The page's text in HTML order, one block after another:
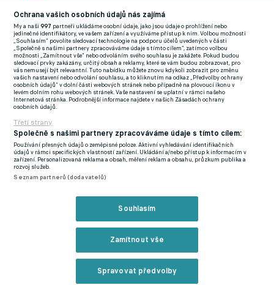
Statistiky utkání.
Ve druhé půli mohl norský kanonýr svůj gólový účet navýšit,
tečovaný obstřel na zadní tyč ale orazítkoval pouze břevno.
Hosté se vyrovnávací branky dočkali v 60. minutě. Po
nevydařeném přímém kopu se odražený míč vrátil na kopačky
Daniho Ceballose, jenž neváhal a přesným pasem za obranu
naservíroval míč na nabíhajícího Mbappeho. Francouzský
útočník sice netrefil míč ideálně, přesto ho dokázal dopravit do
sítě a šťastnou střelou holení vyrovnal stav utkání. Radost
Ceballose však netrvala dlouho. V 80. minutě fauloval na hranici
Ochrana vašich osobních údajů nás zajímá
My a naši997 partneři ukládáme osobní údaje, jako jsou údaje o prohlížení nebo
jedinečné identifikátory, ve vašem zařízení a využíváme přístup k nim. Volbou možnosti
„Souhlasím“ povolíte sledovací technologie na podporu účelů uvedených v části
„Společně s našimi partnery zpracováváme údaje s tímto cílem“, zatímco volbou
možnosti „Zamítnout vše“ nebo odvoláním svého souhlasu je zakážete. Pokud budou
sledovací prvky zakázány, určitý obsah a reklamy, které se vám budou zobrazovat, pro
vás nemusejí být relevantní. Tuto nabídku můžete znovu kdykoli zobrazit pro změnu
vašich nastavení nebo odvolání souhlasu, a to kliknutím na odkaz „Předvolby ochrany
osobních údajů“ v dolní části webových stránek nebo případně na plovoucí ikonu v
levém dolním rohu webových stránek. Vaše nastavení se uplatní v rámci našeho
Internetová stránka. Podrobnější informace najdete v našich Zásadách ochrany
osobních údajů.
Třetí strany
Společně s našimi partnery zpracováváme údaje s tímto cílem:
Používání přesných údajů o zeměpisné poloze. Aktivní vyhledávání identifikačních
údajů v rámci specifických vlastností zařízení. Ukládání a/nebo přístup k informacím v
zařízení. Personalizovaná reklama a obsah, měření reklam a obsahu, průzkum publika a
rozvoj služeb.
Seznam partnerů (dodavatelů)
Souhlasím
Zamítnout vše
Spravovat předvolby